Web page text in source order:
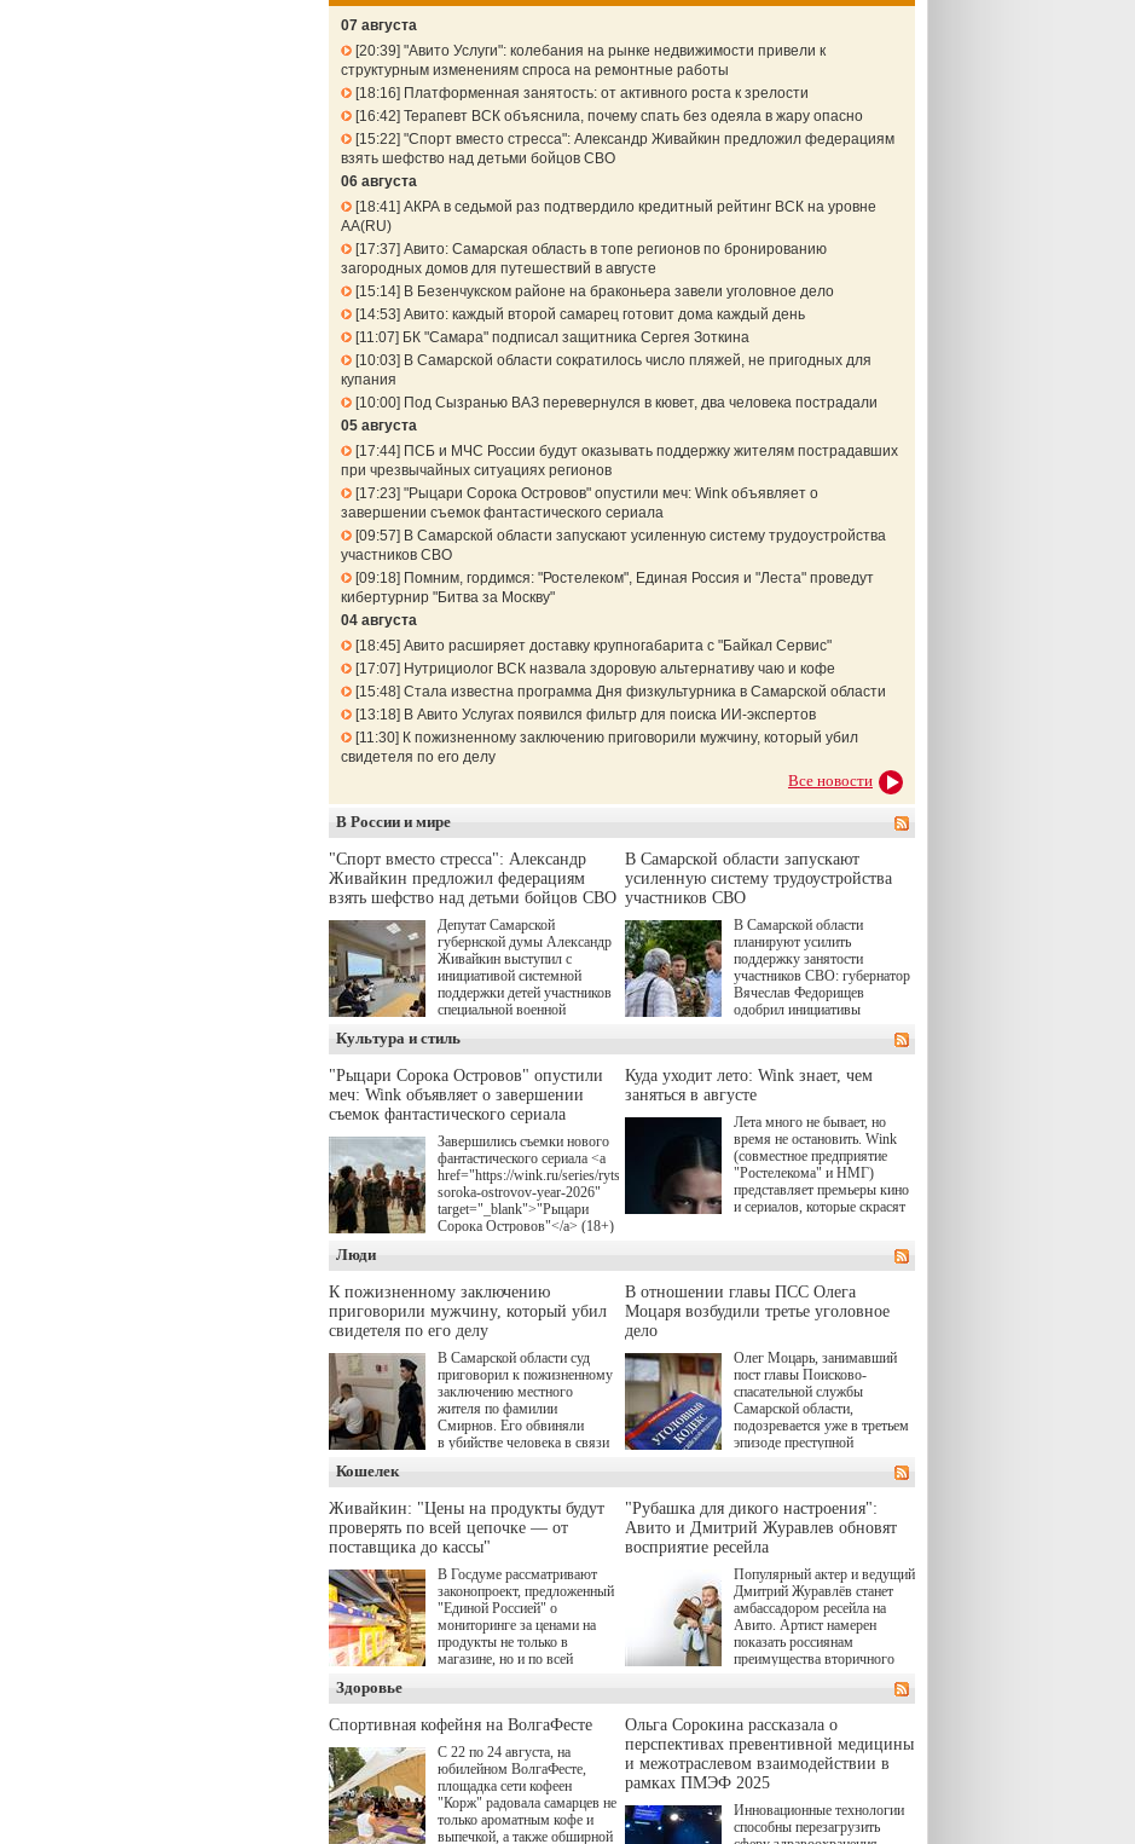
07 августа
20:39 "Авито Услуги": колебания на рынке недвижимости привели к
структурным изменениям спроса на ремонтные работы
18:16
Платформенная занятость: от активного роста к зрелости
16:42 Терапевт ВСК объяснила, почему спать без одеяла в жару опасно
15:22 "Спорт вместо стресса": Александр Живайкин предложил федерациям
взять шефство над детьми бойцов СВО
06 августа
18:41 АКРА в седьмой раз подтвердило кредитный рейтинг ВСК на уровне
АА(RU)
17:37 Авито: Самарская область в топе регионов по бронированию
загородных домов для путешествий в августе
15:14 В Безенчукском районе на браконьера завели уголовное дело
14:53 Авито: каждый второй самарец готовит дома каждый день
11:07
БК "Самара" подписал защитника Сергея Зоткина
10:03
В Самарской области сократилось число пляжей, не пригодных для
купания
10:00 Под Сызранью ВАЗ перевернулся в кювет, два человека пострадали
05 августа
17:44 ПСБ и МЧС России будут оказывать поддержку жителям пострадавших
при чрезвычайных ситуациях регионов
17:23 "Рыцари Сорока Островов" опустили меч: Wink объявляет о
завершении съемок фантастического сериала
09:57
В Самарской области запускают усиленную систему трудоустройства
участников СВО
09:18 Помним, гордимся: "Ростелеком", Единая Россия и "Леста" проведут
кибертурнир "Битва за Москву"
04 августа
18:45 Авито расширяет доставку крупногабарита с "Байкал Сервис"
17:07
Нутрициолог ВСК назвала здоровую альтернативу чаю и кофе
15:48 Стала известна программа Дня физкультурника в Самарской области
13:18 В Авито Услугах появился фильтр для поиска ИИ-экспертов
11:30 К пожизненному заключению приговорили мужчину, который убил
свидетеля по его делу
Все новости
В России и мире
"Спорт вместо стресса": Александр
Живайкин предложил федерациям
взять шефство над детьми бойцов СВО
Депутат Самарской
губернской думы Александр
Живайкин выступил с
инициативой системной
поддержки детей участников
специальной военной
секции. Он озвучил ее на
"Помощь фронту и семьям
участников СВО", которая
прошла в Отрадном 7
В Самарской области запускают
усиленную систему трудоустройства
участников СВО
В Самарской области
планируют усилить
поддержку занятости
участников СВО: губернатор
Вячеслав Федорищев
одобрил инициативы
направленные на
трудоустройство и более
мирной жизни.
Культура и стиль
"Рыцари Сорока Островов" опустили
меч: Wink объявляет о завершении
съемок фантастического сериала
Завершились съемки нового
фантастического сериала <a
href="https://wink.ru/series/rytsari-
soroka-ostrovov-year-2026"
target="_blank">"Рыцари
Сорока Островов"</a> (18+)
мотивам одноименного
романа Сергея Лукьяненко.
Главные роли в проекте
исполнили Артем Кошман,
Полина Гухман, Вероника
Устимова, Олег Савостюк,
Святослав Рогожан, Кузьма
Котрелёв, Никита
Кологривый, Елисей
Чучилин, Александра
Дмитрий Куличков и Юлия
Волкова в роли родителей.
Режиссер-постановщик
проекта — Егор Чичканов
(сериалы "Комбинация", "И
снова здравствуйте!").
Куда уходит лето: Wink знает, чем
заняться в августе
Лета много не бывает, но
время не остановить. Wink
(совместное предприятие
"Ростелекома" и НМГ)
представляет премьеры кино
и сериалов, которые скрасят
href="https://wink.ru/series/kholod-
year-2026"
target="_blank">"Холод"</a>
(18+) останется только на
четвергам продолжат
выходить новые эпизоды
сериала, в котором
беспощадным возмездием в
духе графа Монте-Кристо
занимается наша
Люди
К пожизненному заключению
приговорили мужчину, который убил
свидетеля по его делу
В Самарской области суд
приговорил к пожизненному
заключению местного
жителя по фамилии
Смирнов. Его обвиняли
в убийстве человека в связи
В отношении главы ПСС Олега
Моцаря возбудили третье уголовное
дело
Олег Моцарь, занимавший
пост главы Поисково-
спасательной службы
Самарской области,
подозревается уже в третьем
эпизоде преступной
а сам он находится в СИЗО.
Кошелек
Живайкин: "Цены на продукты будут
проверять по всей цепочке — от
поставщика до кассы"
В Госдуме рассматривают
законопроект, предложенный
"Единой Россией" о
мониторинге за ценами на
продукты не только в
магазине, но и по всей
понятно, где именно цена
"поехала" вверх и кто её
разогнал.
"Рубашка для дикого настроения":
Авито и Дмитрий Журавлев обновят
восприятие ресейла
Популярный актер и ведущий
Дмитрий Журавлёв станет
амбассадором ресейла на
Авито. Артист намерен
показать россиянам
преимущества вторичного
товаров с историей нормой
человека.
Здоровье
Спортивная кофейня на ВолгаФесте
С 22 по 24 августа, на
юбилейном ВолгаФесте,
площадка сети кофеен
"Корж" радовала самарцев не
только ароматным кофе и
выпечкой, а также обширной
Ольга Сорокина рассказала о
перспективах превентивной медицины
и межотраслевом взаимодействии в
рамках ПМЭФ 2025
Инновационные технологии
способны перезагрузить